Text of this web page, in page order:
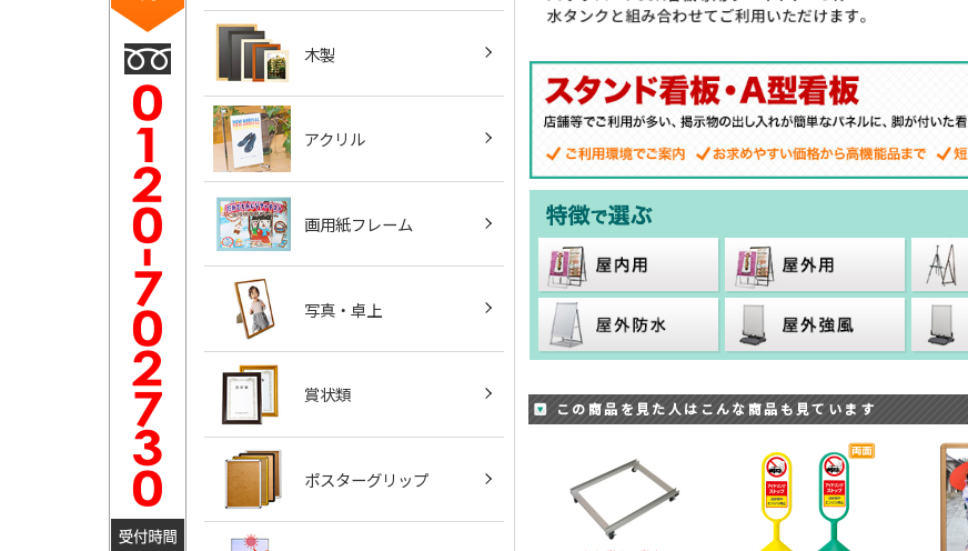
木製
アクリル
画用紙フレーム
写真・卓上
賞状類
ポスターグリップ
この商品を見た人はこんな商品も見ています